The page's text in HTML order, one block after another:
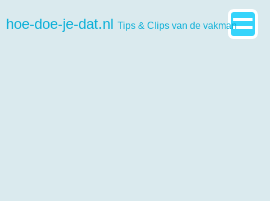
hoe-doe-je-dat.nl Tips & Clips van de vakman